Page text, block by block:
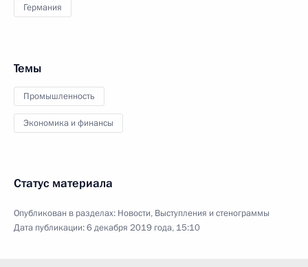
Германия
Темы
Промышленность
Экономика и финансы
Статус материала
Опубликован в разделах: Новости, Выступления и стенограммы
Дата публикации:6 декабря 2019 года, 15:10